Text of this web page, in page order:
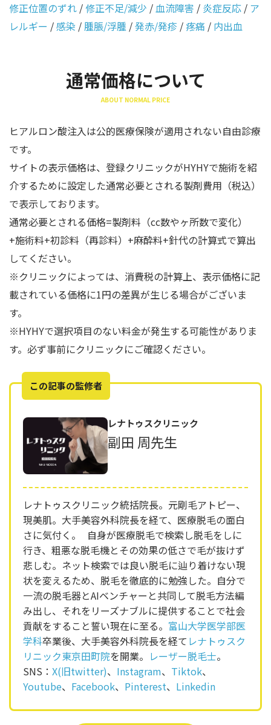
修正位置のずれ /修正不足/減少 /血流障害 / 炎症反応 / ア
レルギー /感染 /腫脹/浮腫 /発赤/発疹 /疼痛 / 内出血
通常価格について
ABOUT NORMAL PRICE
ヒアルロン酸注入は公的医療保険が適用されない自由診療
です。
サイトの表示価格は、登録クリニックがHYHYで施術を紹
介するために設定した通常必要とされる製剤費用（税込）
で表示しております。
通常必要とされる価格=製剤料（cc数やヶ所数で変化）
+施術料+初診料（再診料）+麻酔料+針代の計算式で算出
してください。
※クリニックによっては、消費税の計算上、表示価格に記
載されている価格に1円の差異が生じる場合がございま
す。
※HYHYで選択項目のない料金が発生する可能性がありま
す。必ず事前にクリニックにご確認ください。
この記事の監修者
レナトゥスクリニック
副田 周先生
レナトゥスクリニック統括院長。元剛毛アトピー、
現美肌。大手美容外科院長を経て、医療脱毛の面白
さに気付く。 自身が医療脱毛で検索し脱毛をしに
行き、粗悪な脱毛機とその効果の低さで毛が抜けず
悲しむ。ネット検索では良い脱毛に辿り着けない現
状を変えるため、脱毛を徹底的に勉強した。自分で
一流の脱毛器とAIベンチャーと共同して脱毛方法編
み出し、それをリーズナブルに提供することで社会
貢献をすること誓い現在に至る。 富山大学医学部医
学科卒業後、大手美容外科院長を経て レナトゥスク
リニック東京田町院を開業。 レーザー脱毛士。
SNS： X(旧twitter)、 Instagram、 Tiktok、
Youtube、 Facebook、 Pinterest、 Linkedin